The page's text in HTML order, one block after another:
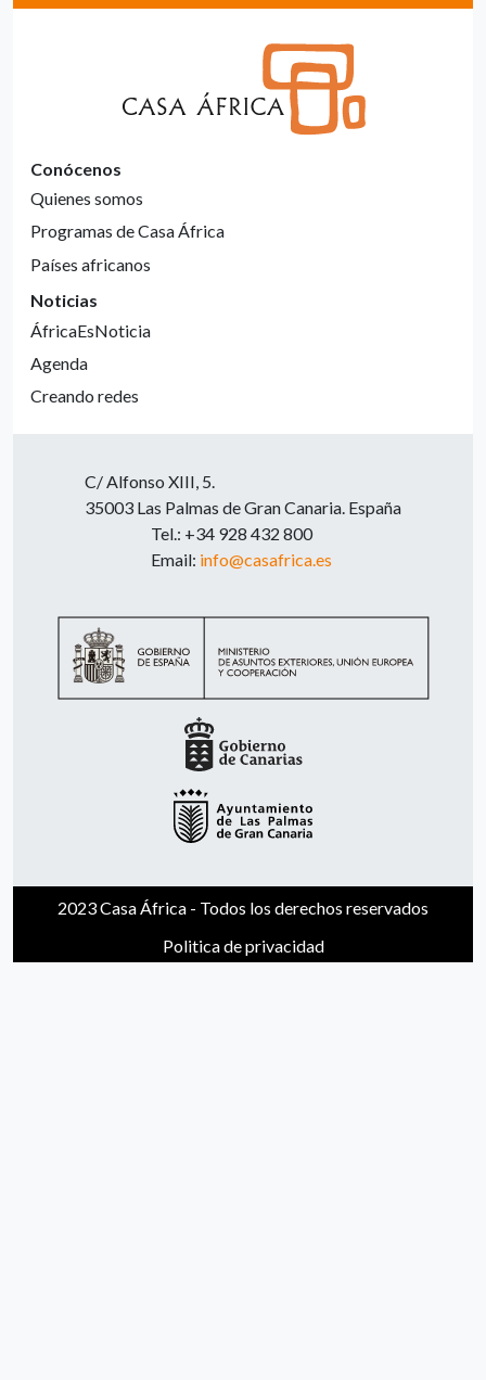
Conócenos
Quienes somos
Programas de Casa África
Países africanos
Noticias
ÁfricaEsNoticia
Agenda
Creando redes
C/ Alfonso XIII, 5.
35003 Las Palmas de Gran Canaria. España
Tel.: +34 928 432 800
Email: info@casafrica.es
2023 Casa África - Todos los derechos reservados
Politica de privacidad